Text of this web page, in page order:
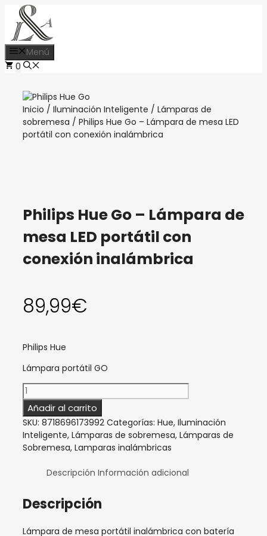
Saltar
contenido
Menú
0
Inicio / Iluminación Inteligente / Lámparas de
sobremesa / Philips Hue Go – Lámpara de mesa LED
portátil con conexión inalámbrica
Philips Hue Go – Lámpara de
mesa LED portátil con
conexión inalámbrica
89,99€
Philips Hue
Lámpara portátil GO
Philips
Hue
Go
-
Lámpara
de
con
inalámbrica
Añadir al carrito
SKU: 8718696173992 Categorías: Hue, Iluminación
Inteligente, Lámparas de sobremesa, Lámparas de
Sobremesa, Lamparas inalámbricas
Descripción Información adicional
Descripción
Lámpara de mesa portátil inalámbrica con batería